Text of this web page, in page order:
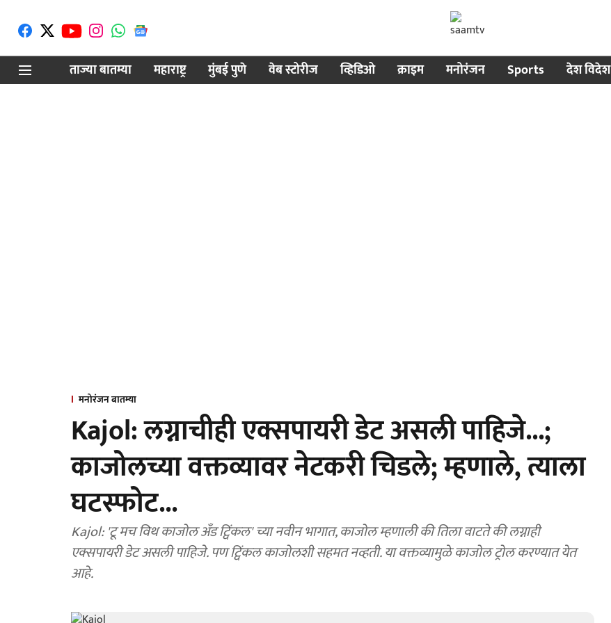
ताज्या बातम्या
महाराष्ट्र मुंबई पुणे वेब स्टोरीज व्हिडिओ क्राइम मनोरंजन Sports देश विदेश
मनोरंजन बातम्या
Kajol: लग्नाचीही एक्सपायरी डेट असली पाहिजे...;
काजोलच्या वक्तव्यावर नेटकरी चिडले; म्हणाले, त्याला
घटस्फोट...
Kajol: 'टू मच विथ काजोल अँड ट्विंकल' च्या नवीन भागात, काजोल म्हणाली की तिला वाटते की लग्नाही
एक्सपायरी डेट असली पाहिजे. पण ट्विंकल काजोलशी सहमत नव्हती. या वक्तव्यामुळे काजोल ट्रोल करण्यात येत
आहे.